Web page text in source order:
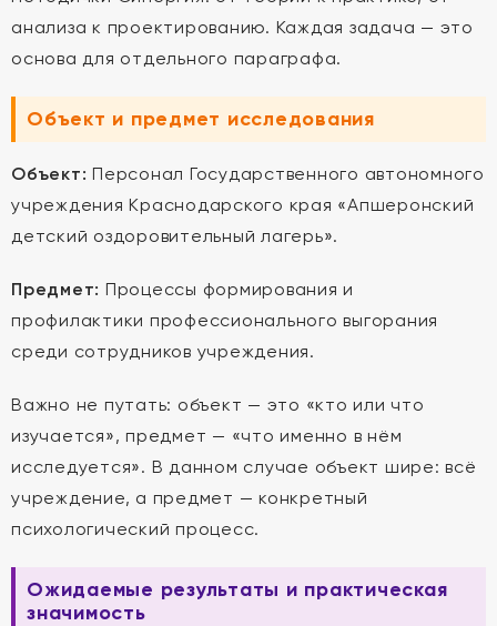
анализа к проектированию. Каждая задача — это
основа для отдельного параграфа.
Объект и предмет исследования
Объект: Персонал Государственного автономного
учреждения Краснодарского края «Апшеронский
детский оздоровительный лагерь».
Предмет: Процессы формирования и
профилактики профессионального выгорания
среди сотрудников учреждения.
Важно не путать: объект — это «кто или что
изучается», предмет — «что именно в нём
исследуется». В данном случае объект шире: всё
учреждение, а предмет — конкретный
психологический процесс.
Ожидаемые результаты и практическая
значимость